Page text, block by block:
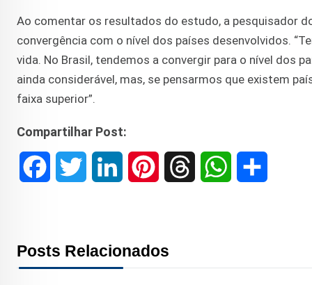
Ao comentar os resultados do estudo, a pesquisador
convergência com o nível dos países desenvolvidos.
vida. No Brasil, tendemos a convergir para o nível dos
ainda considerável, mas, se pensarmos que existem
faixa superior”.
Compartilhar Post:
e t k t
Posts Relacionados